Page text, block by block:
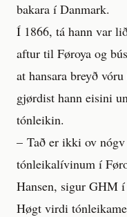
bakara í Danmark.
Í 1866, tá hann var
aftur til Føroya og
at hansara breyð
gjørdist hann eisini
tónleikin.
– Tað er ikki ov
tónleikalívinum í
Hansen, sigur GHM
Høgt virdi